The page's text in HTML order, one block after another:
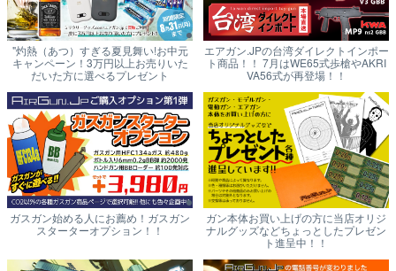
"灼熱（あつ）すぎる夏見舞い!お中元
キャンペーン！3万円以上お売りいた
だいた方に選べるプレゼント
エアガン.JPの台湾ダイレクトインポー
ト商品！！ 7月はWE65式歩槍やAKRI
VA56式が再登場！！
ガスガン始める人にお薦め！ガスガン
スターターオプション！！
ガン本体お買い上げの方に当店オリジ
ナルグッズなどちょっとしたプレゼン
ト進呈中！！